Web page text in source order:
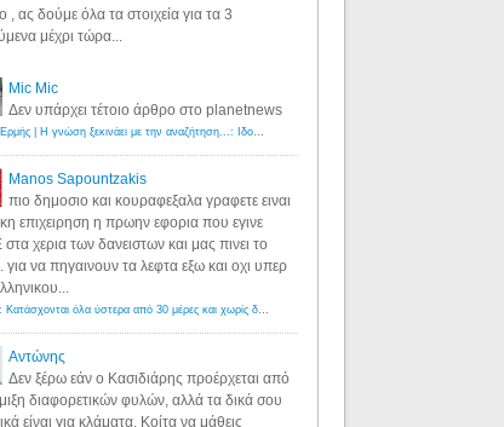
, ας δούμε όλα τα στοιχεία για τα 3
μέχρι τώρα...
Mic Mic
Δεν υπάρχει τέτοιο άρθρο στο planetnews
Λόγιος Ερμής | Η γνώση ξεκινάει με την αναζήτηση...: Ιδού οι 18 που χρωστούν 11 δις ευρώ!
Manos Sapountzakis
πιο δημοσιο και κουραφεξαλα γραφετε ειναι
επιχειρηση η πρωην εφορια που εγινε
χερια των δανειστων και μας πινει το
για να πηγαινουν τα λεφτα εξω και οχι υπερ
Εφορία: Κατάσχονται όλα ύστερα από 30 μέρες και χωρίς δικαστικές αποφάσεις - Λόγιος Ερμής
Αντώνης
Δεν ξέρω εάν ο Κασιδιάρης προέρχεται από
διαφορετικών φυλών, αλλά τα δικά σου
είναι για κλάματα. Κοίτα να μάθεις